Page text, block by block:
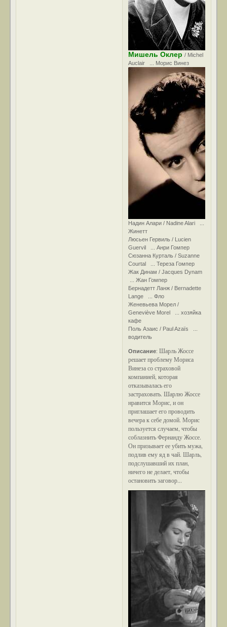
Мишель Оклер/ Michel
Auclair ... Морис Винез
Надин Алари / Nadine Alari ...
Жинетт
Люсьен Гервиль / Lucien
Guervil ... Анри Гомпер
Сюзанна Курталь / Suzanne
Courtal ... Тереза Гомпер
Жак Динам / Jacques Dynam
... Жан Гомпер
Бернадетт Ланж / Bernadette
Lange ... Фло
Женевьева Морел /
Geneviève Morel ... хозяйка
кафе
Поль Азаис / Paul Azaïs ...
водитель
Описание:Шарль Жоссе
решает проблему Мориса
Винеза со страховой
компанией, которая
отказывалась его
застраховать. Шарлю Жоссе
нравится Морис, и он
приглашает его проводить
вечера к себе домой. Морис
пользуется случаем, чтобы
соблазнить Фернанду Жоссе.
Он призывает ее убить мужа,
подлив ему яд в чай. Шарль,
подслушавший их план,
ничего не делает, чтобы
остановить заговор...